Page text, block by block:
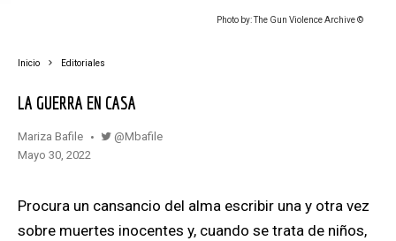
Photo by: The Gun Violence Archive ©
Inicio Editoriales
LA GUERRA EN CASA
Mariza Bafile
@mbafile
mayo 30, 2022
Procura un cansancio del alma escribir una y otra vez
sobre muertes inocentes y, cuando se trata de niños,